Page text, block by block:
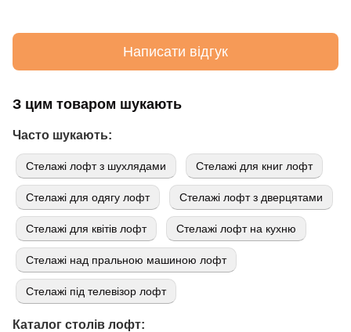
Написати відгук
З цим товаром шукають
Часто шукають:
Стелажі лофт з шухлядами Стелажі для книг лофт
Стелажі для одягу лофт Стелажі лофт з дверцятами
Стелажі для квітів лофт Стелажі лофт на кухню
Стелажі над пральною машиною лофт
Стелажі під телевізор лофт
Каталог столів лофт: